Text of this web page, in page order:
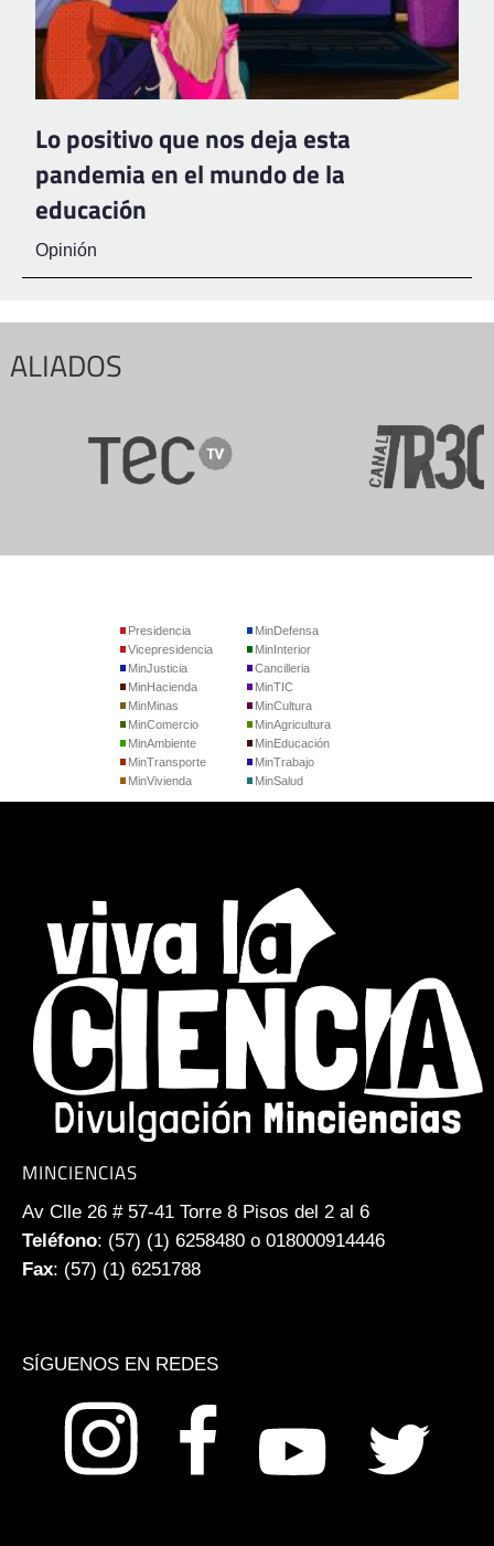
Lo positivo que nos deja esta
pandemia en el mundo de la
educación
Opinión
ALIADOS
Presidencia
Vicepresidencia
MinJusticia
MinDefensa
MinInterior
Cancilleria
MinHacienda
MinMinas
MinComercio
MinTIC
MinCultura
MinAgricultura
MinAmbiente
MinTransporte
MinVivienda
MinEducación
MinTrabajo
MinSalud
MINCIENCIAS
Av Clle 26 # 57-41 Torre 8 Pisos del 2 al 6
Teléfono: (57) (1) 6258480 o 018000914446
Fax: (57) (1) 6251788
SÍGUENOS EN REDES